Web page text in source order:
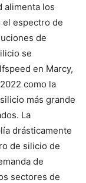
alimenta los
espectro de
de
se
en Marcy,
como la
más grande
La
drásticamente
de silicio de
de
sectores de